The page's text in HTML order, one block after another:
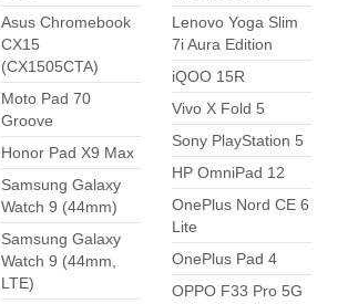
Asus Chromebook
CX15
(CX1505CTA)
Moto Pad 70
Groove
Honor Pad X9 Max
Samsung Galaxy
Watch 9 (44mm)
Samsung Galaxy
Watch 9 (44mm,
LTE)
Lenovo Yoga Slim
7i Aura Edition
iQOO 15R
Vivo X Fold 5
Sony PlayStation 5
HP OmniPad 12
OnePlus Nord CE 6
Lite
OnePlus Pad 4
OPPO F33 Pro 5G